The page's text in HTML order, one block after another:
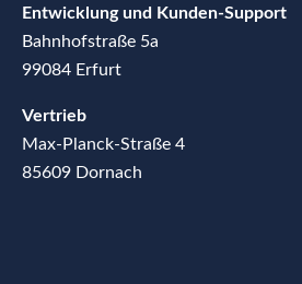
Entwicklung und Kunden-Support
Bahnhofstraße 5a
99084 Erfurt
Vertrieb
Max-Planck-Straße 4
85609 Dornach